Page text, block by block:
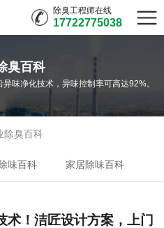
除臭工程师在线
17722775038
臭百科
味净化技术，异味控制率可高达92%。
除臭百科
味百科 家居除味百科
术！洁匠设计方案，上门